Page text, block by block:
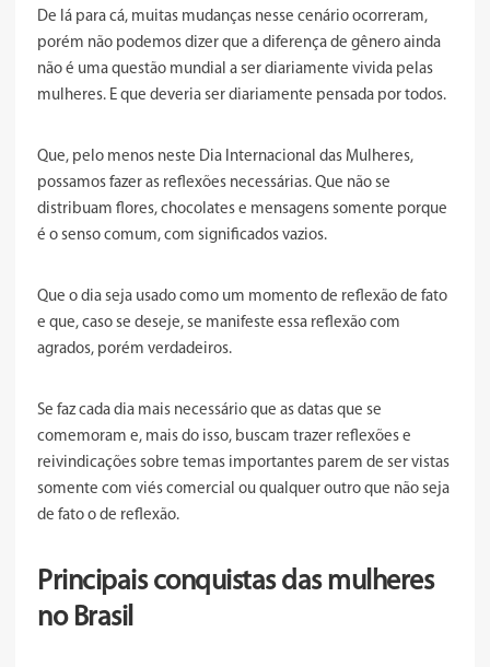
De lá para cá, muitas mudanças nesse cenário ocorreram,
porém não podemos dizer que a diferença de gênero ainda
não é uma questão mundial a ser diariamente vivida pelas
mulheres. E que deveria ser diariamente pensada por todos.
Que, pelo menos neste Dia Internacional das Mulheres,
possamos fazer as reflexões necessárias. Que não se
distribuam flores, chocolates e mensagens somente porque
é o senso comum, com significados vazios.
Que o dia seja usado como um momento de reflexão de fato
e que, caso se deseje, se manifeste essa reflexão com
agrados, porém verdadeiros.
Se faz cada dia mais necessário que as datas que se
comemoram e, mais do isso, buscam trazer reflexões e
reivindicações sobre temas importantes parem de ser vistas
somente com viés comercial ou qualquer outro que não seja
de fato o de reflexão.
Principais conquistas das mulheres
no Brasil